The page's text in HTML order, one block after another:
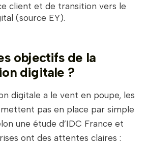
client et de transition vers le
(source EY).
objectifs de la
digitale ?
digitale a le vent en poupe, les
pas en place par simple
une étude d’IDC France et
ont des attentes claires :